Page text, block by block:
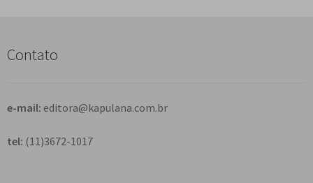
a
Contato
e-mail: editora@kapulana.com.br
tel: (11)3672-1017